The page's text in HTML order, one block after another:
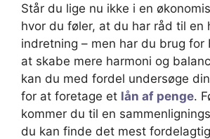
Står du lige nu ikke i en
hvor du føler, at du har råd til en
indretning – men har du brug for
at skabe mere harmoni og
kan du med fordel undersøge
for at foretage et lån af penge.
kommer du til en
du kan finde det mest